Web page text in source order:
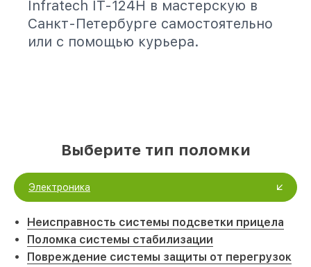
Infratech IT-124Н в мастерскую в
Санкт-Петербурге самостоятельно
или с помощью курьера.
Выберите тип поломки
Электроника
Неисправность системы подсветки прицела
Поломка системы стабилизации
Повреждение системы защиты от перегрузок